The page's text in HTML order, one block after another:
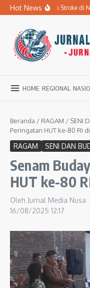
Lewati ke konten
Hot News
Ibu Penderita Stroke di
HOME REGIONAL
Beranda / RAGAM / SENI
Peringatan HUT ke-80 RI
RAGAM SENI DAN
Senam
HUT ke-80
Oleh Jurnal Media Nusa
16/08/2025 12:17